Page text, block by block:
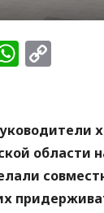
области